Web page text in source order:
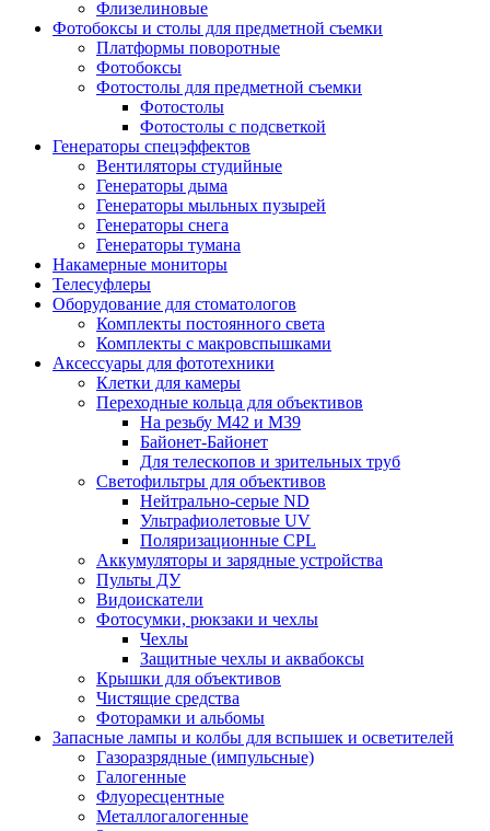
Флизелиновые
Фотобоксы и столы для предметной съемки
Платформы поворотные
Фотобоксы
Фотостолы для предметной съемки
Фотостолы
Фотостолы с подсветкой
Генераторы спецэффектов
Вентиляторы студийные
Генераторы дыма
Генераторы мыльных пузырей
Генераторы снега
Генераторы тумана
Накамерные мониторы
Телесуфлеры
Оборудование для стоматологов
Комплекты постоянного света
Комплекты с макровспышками
Аксессуары для фототехники
Клетки для камеры
Переходные кольца для объективов
На резьбу М42 и М39
Байонет-Байонет
Для телескопов и зрительных труб
Светофильтры для объективов
Нейтрально-серые ND
Ультрафиолетовые UV
Поляризационные CPL
Аккумуляторы и зарядные устройства
Пульты ДУ
Видоискатели
Фотосумки, рюкзаки и чехлы
Чехлы
Защитные чехлы и аквабоксы
Крышки для объективов
Чистящие средства
Фоторамки и альбомы
Запасные лампы и колбы для вспышек и осветителей
Газоразрядные (импульсные)
Галогенные
Флуоресцентные
Металлогалогенные